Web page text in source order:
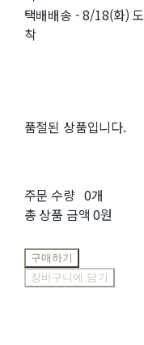
택배배송 - 8/18(화) 도
착
품절된 상품입니다.
주문 수량 0개
총 상품 금액 0원
구매하기
장바구니에 담기